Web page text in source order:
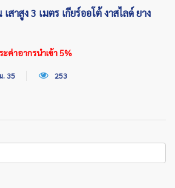
สาสูง 3 เมตร เกียร์ออโต้ งาสไลด์ ยาง
ค่าอากรนำเข้า 5%
. 35 253